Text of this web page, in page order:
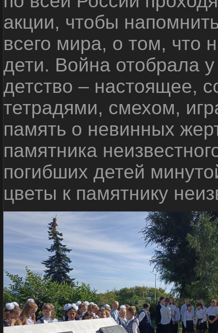
акции, чтобы
всего мира, о том, что
дети. Война отобрала
детство – настоящее,
тетрадями, смехом,
память о невинных
памятника
погибших детей
цветы к памятнику